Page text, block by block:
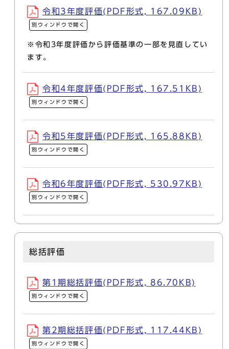
令和3年度評価(PDF形式, 167.09KB)
別ウィンドウで開く
※令和3年度評価から評価基準の一部を見直してい
ます。
令和4年度評価(PDF形式, 167.51KB)
別ウィンドウで開く
令和5年度評価(PDF形式, 165.88KB)
別ウィンドウで開く
令和6年度評価(PDF形式, 530.97KB)
別ウィンドウで開く
総括評価
第1期総括評価(PDF形式, 86.70KB)
別ウィンドウで開く
第2期総括評価(PDF形式, 117.44KB)
別ウィンドウで開く